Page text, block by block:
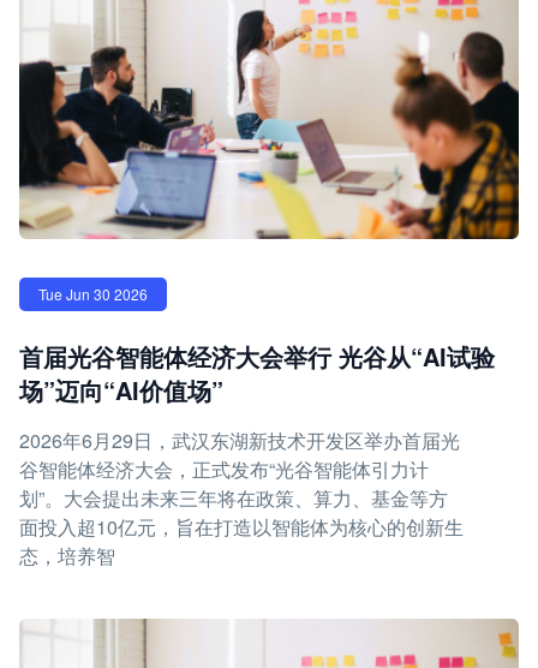
Tue Jun 30 2026
首届光谷智能体经济大会举行 光谷从“AI试验
场”迈向“AI价值场”
2026年6月29日，武汉东湖新技术开发区举办首届光
谷智能体经济大会，正式发布“光谷智能体引力计
划”。大会提出未来三年将在政策、算力、基金等方
面投入超10亿元，旨在打造以智能体为核心的创新生
态，培养智